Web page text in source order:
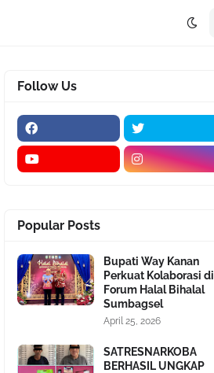
Follow Us
Popular Posts
Bupati Way Kanan
Perkuat Kolaborasi di
Forum Halal Bihalal
Sumbagsel
April 25, 2026
SATRESNARKOBA
BERHASIL UNGKAP